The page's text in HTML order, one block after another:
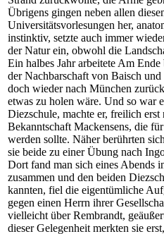
Übrigens gingen neben allen
Universitätsvorlesungen her,
instinktiv, setzte auch immer
der Natur ein, obwohl die
Ein halbes Jahr arbeitete Am
der Nachbarschaft von Baisch und
doch wieder nach München
etwas zu holen wäre. Und so war
Diezschule, machte er, freilich
Bekanntschaft Mackensens, die
werden sollte. Näher berührten
sie beide zu einer Übung nach
Dort fand man sich eines Abends
zusammen und den beiden
kannten, fiel die eigentümliche
gegen einen Herrn ihrer
vielleicht über Rembrandt,
dieser Gelegenheit merkten sie